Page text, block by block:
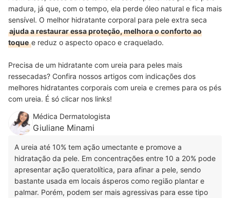
madura, já que, com o tempo, ela perde óleo natural e fica mais
sensível. O melhor hidratante corporal para pele extra seca
ajuda a restaurar essa proteção, melhora o conforto ao
toquee reduz o aspecto opaco e craquelado.
Precisa de um hidratante com ureia para peles mais
ressecadas? Confira nossos artigos com indicações dos
melhores hidratantes corporais com ureia e cremes para os pés
com ureia. É só clicar nos links!
Médica Dermatologista
Giuliane Minami
A ureia até 10% tem ação umectante e promove a
hidratação da pele. Em concentrações entre 10 a 20% pode
apresentar ação queratolítica, para afinar a pele, sendo
bastante usada em locais ásperos como região plantar e
palmar. Porém, podem ser mais agressivas para esse tipo